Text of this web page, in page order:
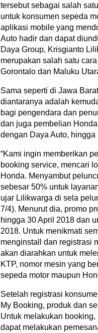
tersebut sebagai salah
untuk konsumen sepeda
aplikasi mobile yang
Auto hadir dan dapat
Daya Group, Krisgianto
merupakan salah satu
Gorontalo dan Maluku
Sama seperti di Jawa
diantaranya adalah
bagi pengendara dan
dan juga pembelian
dengan Daya Auto,
“Kami ingin memberikan
booking service, mencari
Honda. Menyambut
sebesar 50% untuk
ujar Lilikwarga di sela
7/4). Menurut dia, promo
hingga 30 April 2018 dan
2018. Untuk menikmati
menginstall dan registrasi
akan diarahkan untuk
KTP, nomor mesin yang
sepeda motor maupun
Setelah registrasi
My Booking, produk dan
Untuk melakukan
dapat melakukan